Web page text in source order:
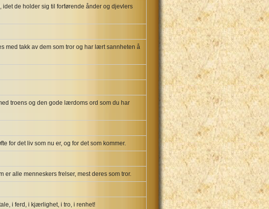
de holder sig til forførende ånder og djevlers
med takk av dem som tror og har lært sannheten å
troens og den gode lærdoms ord som du har
for det liv som nu er, og for det som kommer.
er alle menneskers frelser, mest deres som tror.
i ferd, i kjærlighet, i tro, i renhet!